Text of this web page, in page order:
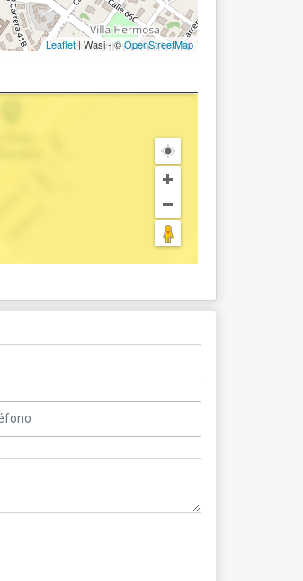
Leaflet | Wasi - ©OpenStreetMap